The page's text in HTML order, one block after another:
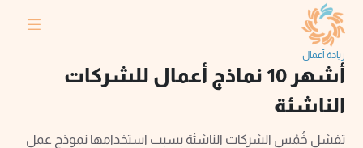
ريادة أعمال
أشهر 10 نماذج أعمال للشركات
الناشئة
تفشل خُمْس الشركات الناشئة بسبب استخدامها نموذج عمل